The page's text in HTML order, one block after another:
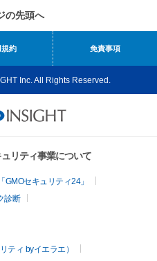
の先頭へ
規約 免責事項
Inc. All Rights Reserved.
リティ事業について
セキュリティ24」
診断
ティ byイエラエ）